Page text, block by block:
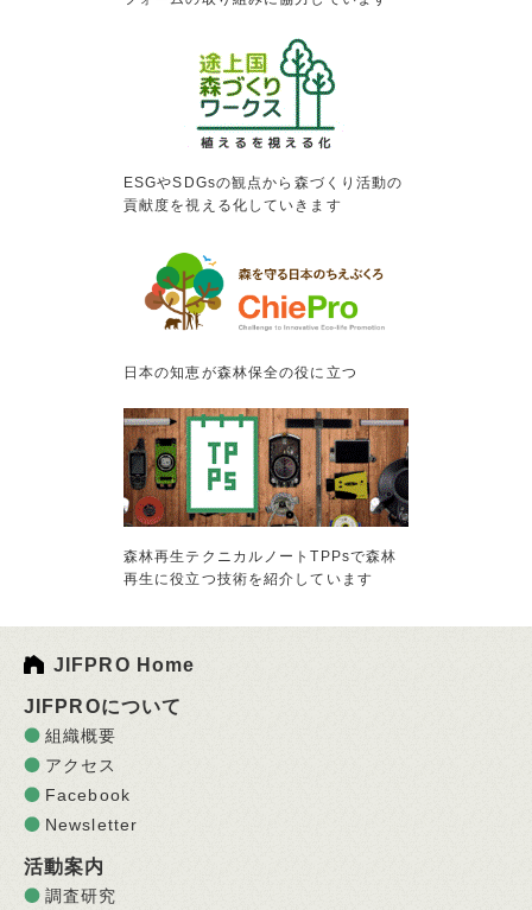
ESGやSDGsの観点から森づくり活動の
貢献度を視える化していきます
日本の知恵が森林保全の役に立つ
森林再生テクニカルノートTPPsで森林
再生に役立つ技術を紹介しています
JIFPRO Home
JIFPROについて
組織概要
アクセス
Facebook
Newsletter
活動案内
調査研究